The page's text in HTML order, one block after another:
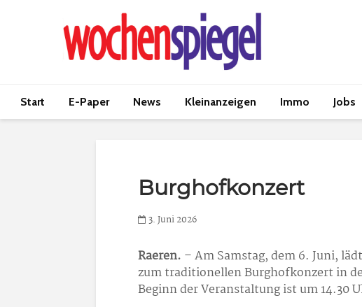
Start E-Paper News Kleinanzeigen Immo Jobs
Burghofkonzert
3. Juni 2026
Raeren. – Am Samstag, dem 6. Juni,
zum traditionellen Burghofkonzert in
Beginn der Veranstaltung ist um 14.30